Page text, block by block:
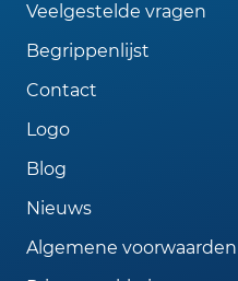
Veelgestelde vragen
Begrippenlijst
Contact
Logo
Blog
Nieuws
Algemene voorwaarden